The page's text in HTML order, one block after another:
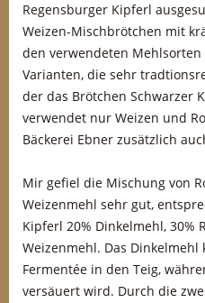
Regensburger Kipferl
Weizen-Mischbrötchen mit
den verwendeten
Varianten, die sehr
der das Brötchen Schwarzer
verwendet nur Weizen und
Bäckerei Ebner zusätzlich
Mir gefiel die Mischung von
Weizenmehl sehr gut,
Kipferl 20% Dinkelmehl, 30%
Weizenmehl. Das Dinkelmehl
Fermentée in den Teig,
versäuert wird. Durch die